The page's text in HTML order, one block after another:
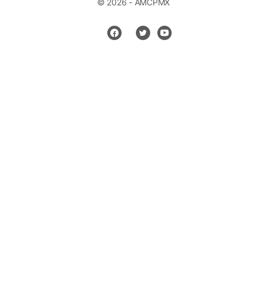
© 2026 - AMCPMX